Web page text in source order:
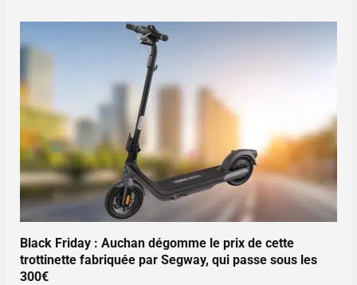
Black Friday : Auchan dégomme le prix de cette
trottinette fabriquée par Segway, qui passe sous les
300€